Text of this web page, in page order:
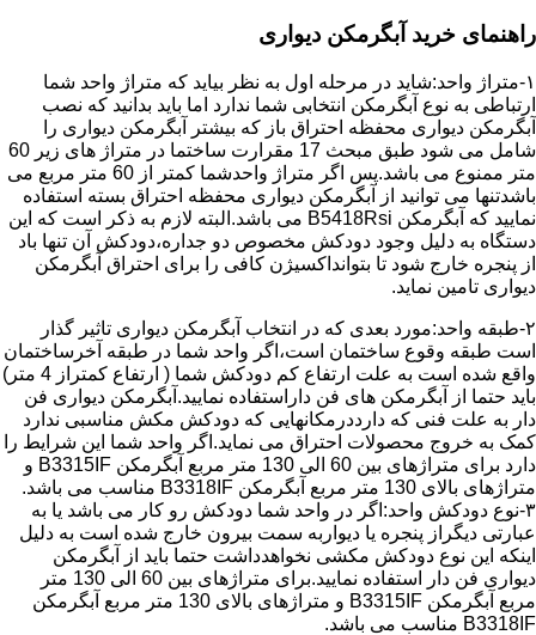
راهنمای خرید آبگرمکن دیواری
۱-متراژ واحد:شاید در مرحله اول به نظر بیاید که متراژ واحد شما
ارتباطی به نوع آبگرمکن انتخابی شما ندارد اما باید بدانید که نصب
آبگرمکن دیواری محفظه احتراق باز که بیشتر آبگرمکن دیواری را
شامل می شود طبق مبحث 17 مقرارت ساختما در متراژ های زیر 60
متر ممنوع می باشد.پس اگر متراژ واحدشما کمتر از 60 متر مربع می
باشدتنها می توانید از آبگرمکن دیواری محفظه احتراق بسته استفاده
نمایید که آبگرمکن B5418Rsi می باشد.البته لازم به ذکر است که این
دستگاه به دلیل وجود دودکش مخصوص دو جداره،دودکش آن تنها باد
از پنجره خارج شود تا بتوانداکسیژن کافی را برای احتراق آبگرمکن
دیواری تامین نماید.
۲-طبقه واحد:مورد بعدی که در انتخاب آبگرمکن دیواری تاثیر گذار
است طبقه وقوع ساختمان است،اگر واحد شما در طبقه آخرساختمان
واقع شده است به علت ارتفاع کم دودکش شما ( ارتفاع کمتراز 4 متر)
باید حتما از آبگرمکن های فن داراستفاده نمایید.آبگرمکن دیواری فن
دار به علت فنی که دارددرمکانهایی که دودکش مکش مناسبی ندارد
کمک به خروج محصولات احتراق می نماید.اگر واحد شما این شرایط را
دارد برای متراژهای بین 60 الی 130 متر مربع آبگرمکن B3315IF و
متراژهای بالای 130 متر مربع آبگرمکن B3318IF مناسب می باشد.
۳-نوع دودکش واحد:اگر در واحد شما دودکش رو کار می باشد یا به
عبارتی دیگراز پنجره یا دیواربه سمت بیرون خارج شده است به دلیل
اینکه این نوع دودکش مکشی نخواهدداشت حتما باید از آبگرمکن
دیواری فن دار استفاده نمایید.برای متراژهای بین 60 الی 130 متر
مربع آبگرمکن B3315IF و متراژهای بالای 130 متر مربع آبگرمکن
B3318IF مناسب می باشد.